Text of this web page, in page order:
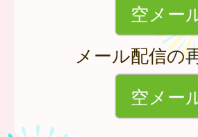
空メー
メール配信の
空メー